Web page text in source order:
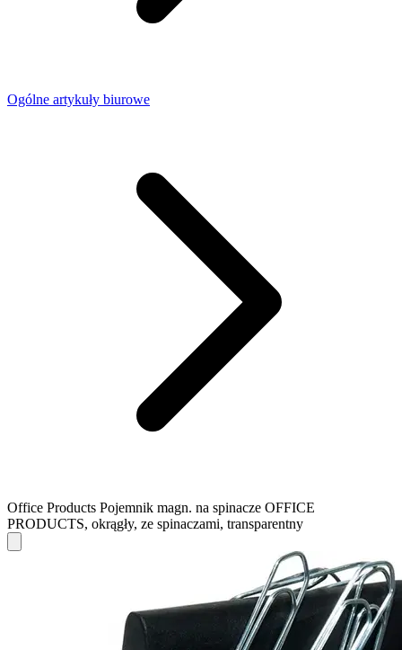
Ogólne artykuły biurowe
Office Products Pojemnik magn. na spinacze OFFICE
PRODUCTS, okrągły, ze spinaczami, transparentny